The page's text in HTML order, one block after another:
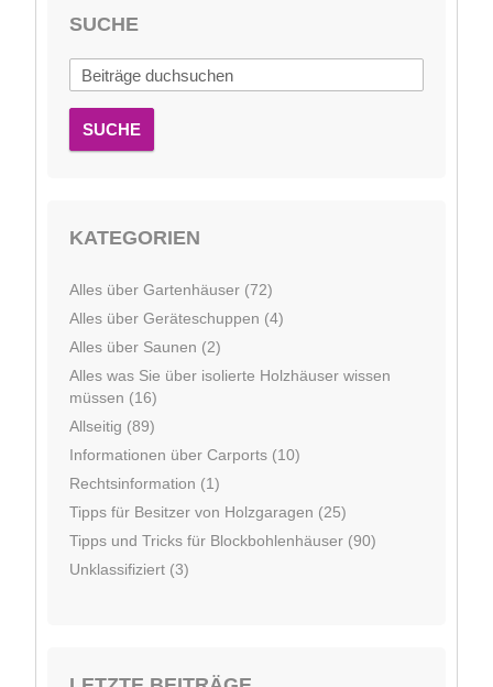
SUCHE
SUCHE
KATEGORIEN
Alles über Gartenhäuser (72)
Alles über Geräteschuppen (4)
Alles über Saunen (2)
Alles was Sie über isolierte Holzhäuser wissen
müssen (16)
Allseitig (89)
Informationen über Carports (10)
Rechtsinformation (1)
Tipps für Besitzer von Holzgaragen (25)
Tipps und Tricks für Blockbohlenhäuser (90)
Unklassifiziert (3)